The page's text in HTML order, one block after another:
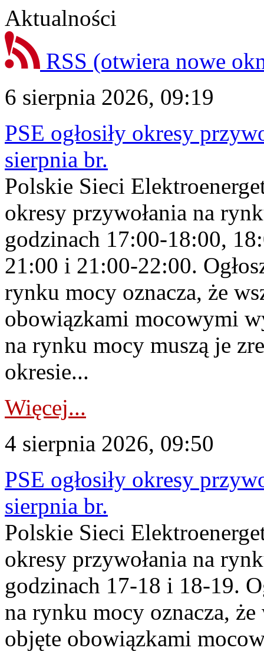
Aktualności
RSS (otwiera nowe
6 sierpnia 2026, 09:19
PSE ogłosiły okresy
sierpnia br.
Polskie Sieci
okresy przywołania na
godzinach 17:00-18:00,
21:00 i 21:00-22:00.
rynku mocy oznacza, że
obowiązkami mocowymi
na rynku mocy muszą je
okresie...
Więcej...
4 sierpnia 2026, 09:50
PSE ogłosiły okresy
sierpnia br.
Polskie Sieci
okresy przywołania na
godzinach 17-18 i 18-19.
na rynku mocy oznacza,
objęte obowiązkami